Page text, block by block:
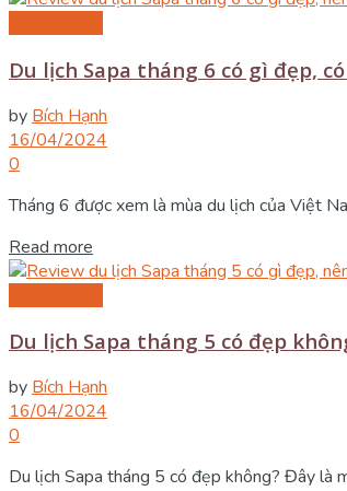
Du lịch Sapa tháng 6 có gì đẹp,
by Bích Hạnh
16/04/2024
0
Tháng 6 được xem là mùa du lịch của Việt
Read more
Du lịch Sapa tháng 5 có đẹp
by Bích Hạnh
16/04/2024
0
Du lịch Sapa tháng 5 có đẹp không? Đây là